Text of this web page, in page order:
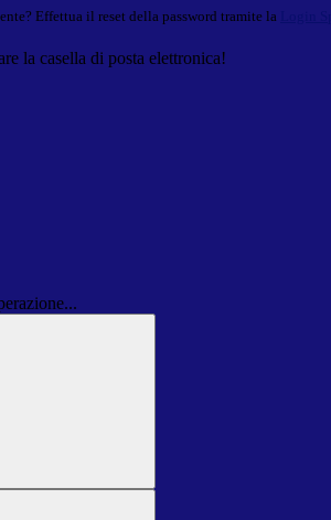
Effettua il reset della password tramite la
la casella di posta elettronica!